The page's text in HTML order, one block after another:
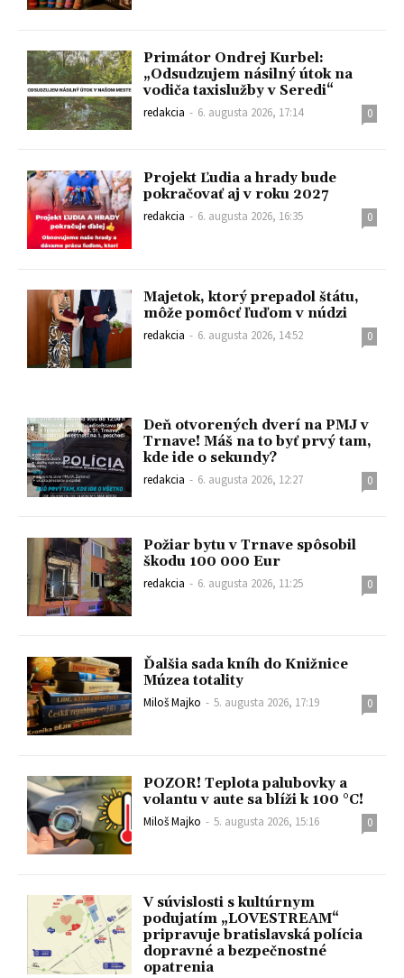
Primátor Ondrej Kurbel:
„Odsudzujem násilný útok na
vodiča taxislužby v Seredi“
redakcia - 6. augusta 2026, 17:14 0
Projekt Ľudia a hrady bude
pokračovať aj v roku 2027
redakcia - 6. augusta 2026, 16:35 0
Majetok, ktorý prepadol štátu,
môže pomôcť ľuďom v núdzi
redakcia - 6. augusta 2026, 14:52 0
Deň otvorených dverí na PMJ v
Trnave! Máš na to byť prvý tam,
kde ide o sekundy?
redakcia - 6. augusta 2026, 12:27 0
Požiar bytu v Trnave spôsobil
škodu 100 000 Eur
redakcia - 6. augusta 2026, 11:25 0
Ďalšia sada kníh do Knižnice
Múzea totality
Miloš Majko - 5. augusta 2026, 17:19 0
POZOR! Teplota palubovky a
volantu v aute sa blíži k 100 °C!
Miloš Majko - 5. augusta 2026, 15:16 0
V súvislosti s kultúrnym
podujatím „LOVESTREAM“
pripravuje bratislavská polícia
dopravné a bezpečnostné
opatrenia